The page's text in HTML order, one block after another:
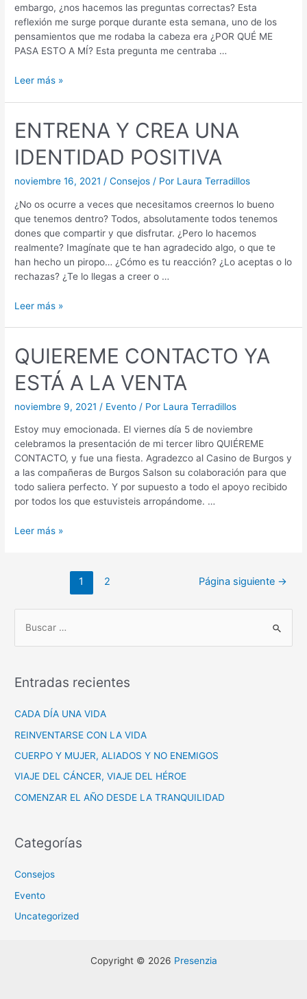
embargo, ¿nos hacemos las preguntas correctas? Esta
reflexión me surge porque durante esta semana, uno de los
pensamientos que me rodaba la cabeza era ¿POR QUÉ ME
PASA ESTO A MÍ? Esta pregunta me centraba …
Leer más »
ENTRENA Y CREA UNA
IDENTIDAD POSITIVA
noviembre 16, 2021 /Consejos / Por Laura Terradillos
¿No os ocurre a veces que necesitamos creernos lo bueno
que tenemos dentro? Todos, absolutamente todos tenemos
dones que compartir y que disfrutar. ¿Pero lo hacemos
realmente? Imagínate que te han agradecido algo, o que te
han hecho un piropo… ¿Cómo es tu reacción? ¿Lo aceptas o lo
rechazas? ¿Te lo llegas a creer o …
Leer más »
QUIEREME CONTACTO YA
ESTÁ A LA VENTA
noviembre 9, 2021 / Evento / Por Laura Terradillos
Estoy muy emocionada. El viernes día 5 de noviembre
celebramos la presentación de mi tercer libro QUIÉREME
CONTACTO, y fue una fiesta. Agradezco al Casino de Burgos y
a las compañeras de Burgos Salson su colaboración para que
todo saliera perfecto. Y por supuesto a todo el apoyo recibido
por todos los que estuvisteis arropándome. …
Leer más »
1 2 Página siguiente →
Entradas recientes
CADA DÍA UNA VIDA
REINVENTARSE CON LA VIDA
CUERPO Y MUJER, ALIADOS Y NO ENEMIGOS
VIAJE DEL CÁNCER, VIAJE DEL HÉROE
COMENZAR EL AÑO DESDE LA TRANQUILIDAD
Categorías
Consejos
Evento
Uncategorized
Copyright © 2026 Presenzia